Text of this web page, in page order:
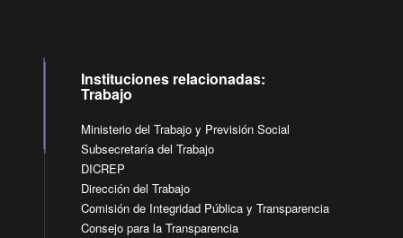
Instituciones relacionadas:
Trabajo
Ministerio del Trabajo y Previsión Social
Subsecretaría del Trabajo
DICREP
Dirección del Trabajo
Comisión de Integridad Pública y Transparencia
Consejo para la Transparencia